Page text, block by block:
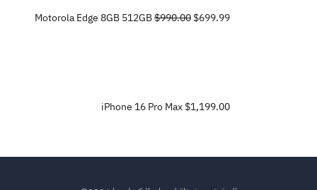
Motorola Edge 8GB 512GB$990.00$699.99
iPhone 16 Pro Max$1,199.00